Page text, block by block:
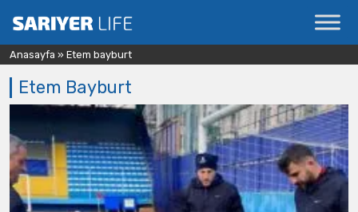
Anasayfa » Etem bayburt
Etem Bayburt